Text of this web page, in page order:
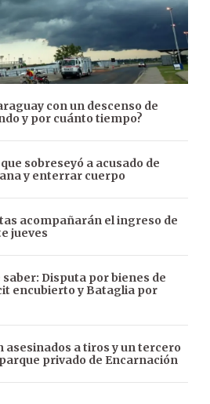
con un descenso de
y por cuánto tiempo?
sobreseyó a acusado de
y enterrar cuerpo
acompañarán el ingreso de
jueves
saber: Disputa por bienes de
encubierto y Bataglia por
asesinados a tiros y un tercero
privado de Encarnación